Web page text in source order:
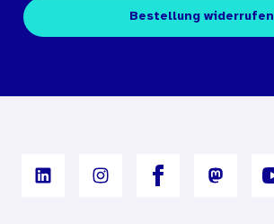
Kontakt
Fachpublikationen
Digitales Archiv
Bestellung widerrufen